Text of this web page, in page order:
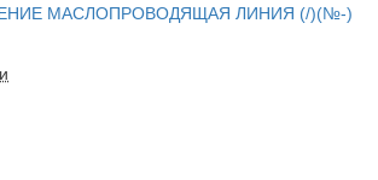
МАСЛОПРОВОДЯЩАЯ ЛИНИЯ (/)(№-)